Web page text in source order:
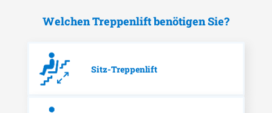
Welchen Treppenlift benötigen Sie?
Sitz-Treppenlift